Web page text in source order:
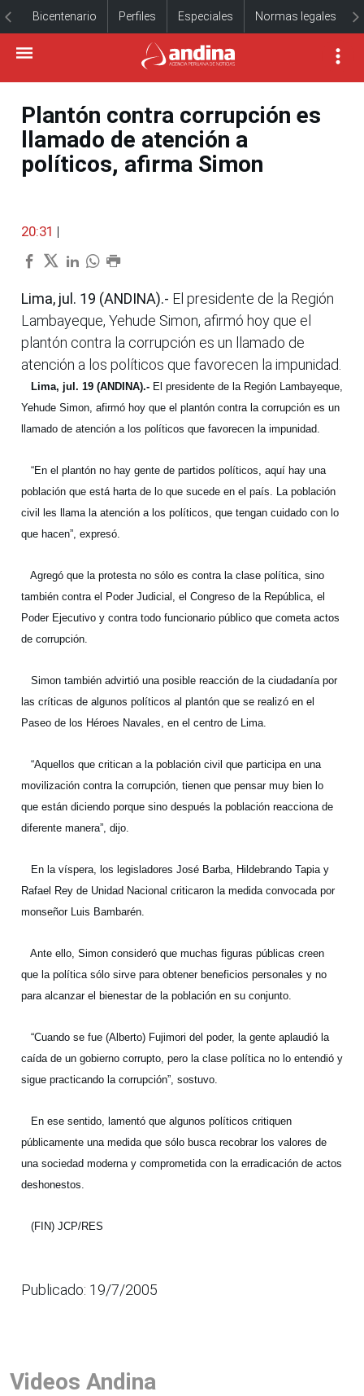
Bicentenario Perfiles Especiales Normas legales
Plantón contra corrupción es
llamado de atención a
políticos, afirma Simon
20:31 |
Lima, jul. 19 (ANDINA).- El presidente de la Región
Lambayeque, Yehude Simon, afirmó hoy que el
plantón contra la corrupción es un llamado de
atención a los políticos que favorecen la impunidad.
Lima, jul. 19 (ANDINA).- El presidente de la Región Lambayeque,
Yehude Simon, afirmó hoy que el plantón contra la corrupción es un
llamado de atención a los políticos que favorecen la impunidad.
“En el plantón no hay gente de partidos políticos, aquí hay una
población que está harta de lo que sucede en el país. La población
civil les llama la atención a los políticos, que tengan cuidado con lo
que hacen”, expresó.
Agregó que la protesta no sólo es contra la clase política, sino
también contra el Poder Judicial, el Congreso de la República, el
Poder Ejecutivo y contra todo funcionario público que cometa actos
de corrupción.
Simon también advirtió una posible reacción de la ciudadanía por
las críticas de algunos políticos al plantón que se realizó en el
Paseo de los Héroes Navales, en el centro de Lima.
“Aquellos que critican a la población civil que participa en una
movilización contra la corrupción, tienen que pensar muy bien lo
que están diciendo porque sino después la población reacciona de
diferente manera”, dijo.
En la víspera, los legisladores José Barba, Hildebrando Tapia y
Rafael Rey de Unidad Nacional criticaron la medida convocada por
monseñor Luis Bambarén.
Ante ello, Simon consideró que muchas figuras públicas creen
que la política sólo sirve para obtener beneficios personales y no
para alcanzar el bienestar de la población en su conjunto.
“Cuando se fue (Alberto) Fujimori del poder, la gente aplaudió la
caída de un gobierno corrupto, pero la clase política no lo entendió y
sigue practicando la corrupción”, sostuvo.
En ese sentido, lamentó que algunos políticos critiquen
públicamente una medida que sólo busca recobrar los valores de
una sociedad moderna y comprometida con la erradicación de actos
deshonestos.
(FIN) JCP/RES
Publicado: 19/7/2005
Videos Andina